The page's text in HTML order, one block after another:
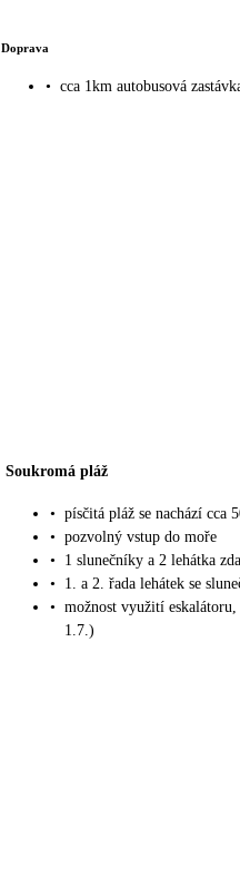
Doprava
• cca 1km autobusová
Soukromá pláž
• písčitá pláž se nachází cca
• pozvolný vstup do moře
•
1 slunečníky a 2 lehátka
•
1. a 2. řada lehátek se
• možnost využití
1.7.)